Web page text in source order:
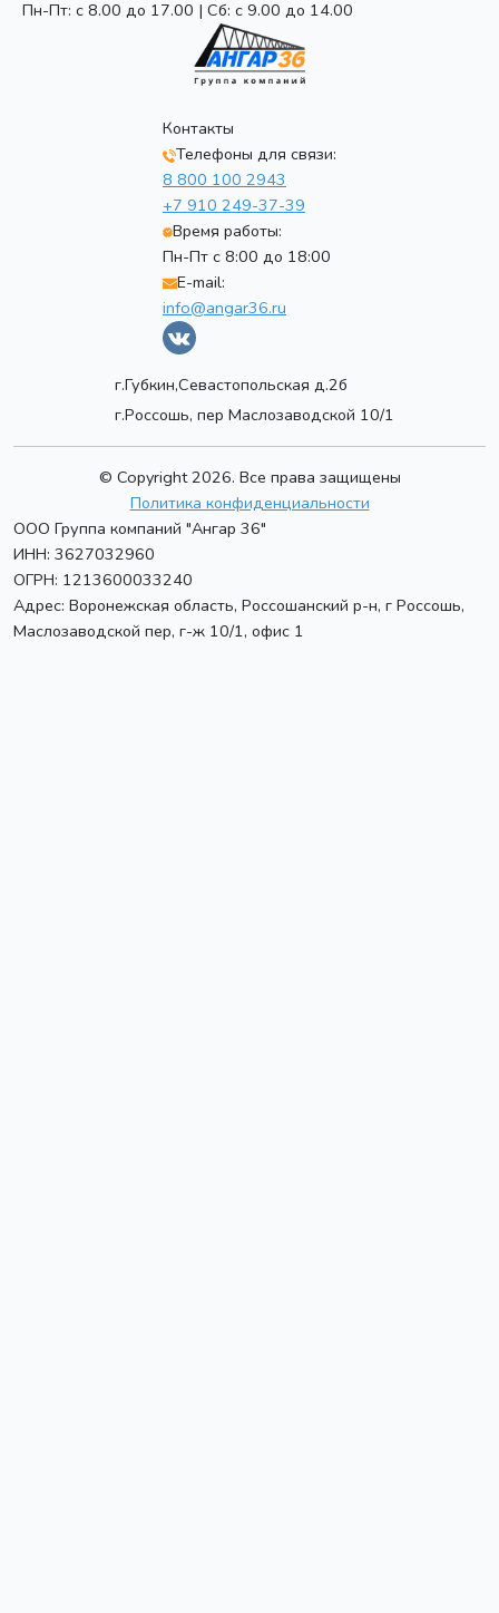
Пн-Пт: с 8.00 до 17.00 | Сб: с 9.00 до 14.00
Контакты
Телефоны для связи:
8 800 100 2943
+7 910 249-37-39
Время работы:
Пн-Пт с 8:00 до 18:00
E-mail:
info@angar36.ru
г.Губкин,Севастопольская д.2б
г.Россошь, пер Маслозаводской 10/1
© Copyright 2026. Все права защищены
Политика конфиденциальности
ООО Группа компаний "Ангар 36"
ИНН: 3627032960
ОГРН: 1213600033240
Адрес: Воронежская область, Россошанский р-н, г Россошь,
Маслозаводской пер, г-ж 10/1, офис 1